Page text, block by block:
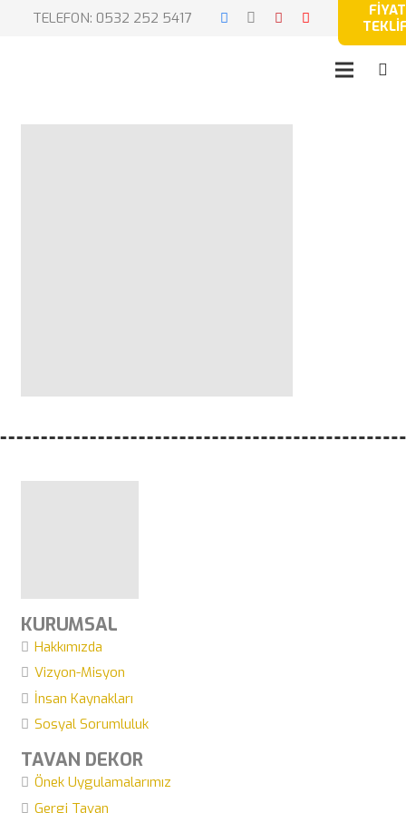
TELEFON: 0532 252 5417
FİYAT
KURUMSAL
Hakkımızda
Vizyon-Misyon
İnsan Kaynakları
Sosyal Sorumluluk
TAVAN DEKOR
Önek Uygulamalarımız
Gergi Tavan